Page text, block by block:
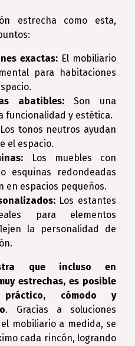
estrecha como esta,
exactas: El mobiliario
para habitaciones
abatibles: Son una
funcionalidad y estética.
Los tonos neutros ayudan
el espacio.
Los muebles con
esquinas redondeadas
en espacios pequeños.
Los estantes
para elementos
la personalidad de
que incluso en
estrechas, es posible
cómodo y
. Gracias a soluciones
mobiliario a medida, se
cada rincón, logrando